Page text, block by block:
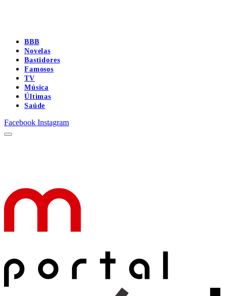
BBB
Novelas
Bastidores
Famosos
TV
Música
Últimas
Saúde
Facebook Instagram